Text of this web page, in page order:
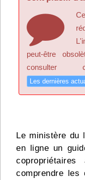
Partager
VieAsso
Infos
Désabo
peut-être
Les dernières
Le ministère du
en ligne un
comprendre les